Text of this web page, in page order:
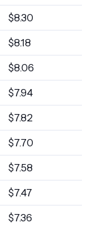
$8.30
$8.18
$8.06
$7.94
$7.82
$7.70
$7.58
$7.47
$7.36